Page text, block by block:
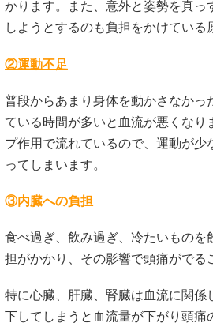
かります。また、意外と姿勢を真っ
しようとするのも負担をかけている
②運動不足
普段からあまり身体を動かさなかっ
ている時間が多いと血流が悪くなり
プ作用で流れているので、運動が少
ってしまいます。
③内臓への負担
食べ過ぎ、飲み過ぎ、冷たいものを
担がかかり、その影響で頭痛がでる
特に心臓、肝臓、腎臓は血流に関係
下してしまうと血流量が下がり頭痛